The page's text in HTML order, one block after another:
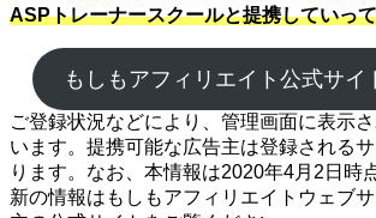
ASPトレーナースクールと提携していっ
もしもアフィリエイト公式サイ
ご登録状況などにより、管理画面に表示
います。提携可能な広告主は登録される
ります。なお、本情報は2020年4月2日時
新の情報はもしもアフィリエイトウェブ